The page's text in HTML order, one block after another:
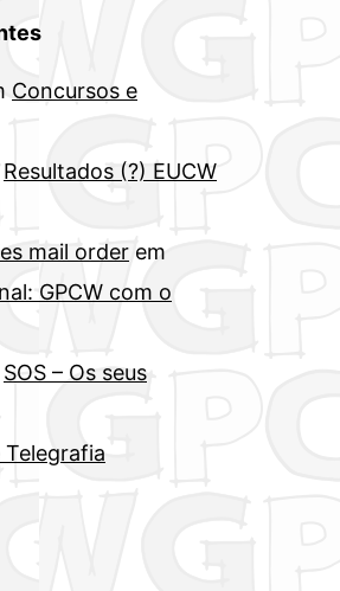
Concursos e
Resultados (?) EUCW
mail order em
GPCW com o
SOS – Os seus
Telegrafia